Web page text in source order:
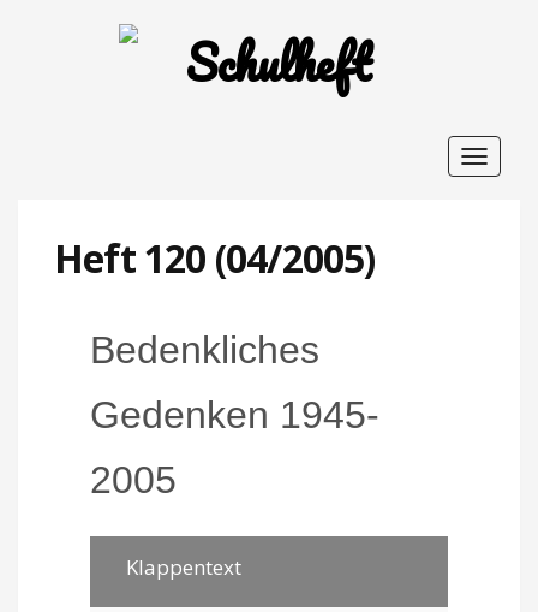
Toggle
Heft 120 (04/2005)
Bedenkliches
Gedenken 1945-
2005
Klappentext